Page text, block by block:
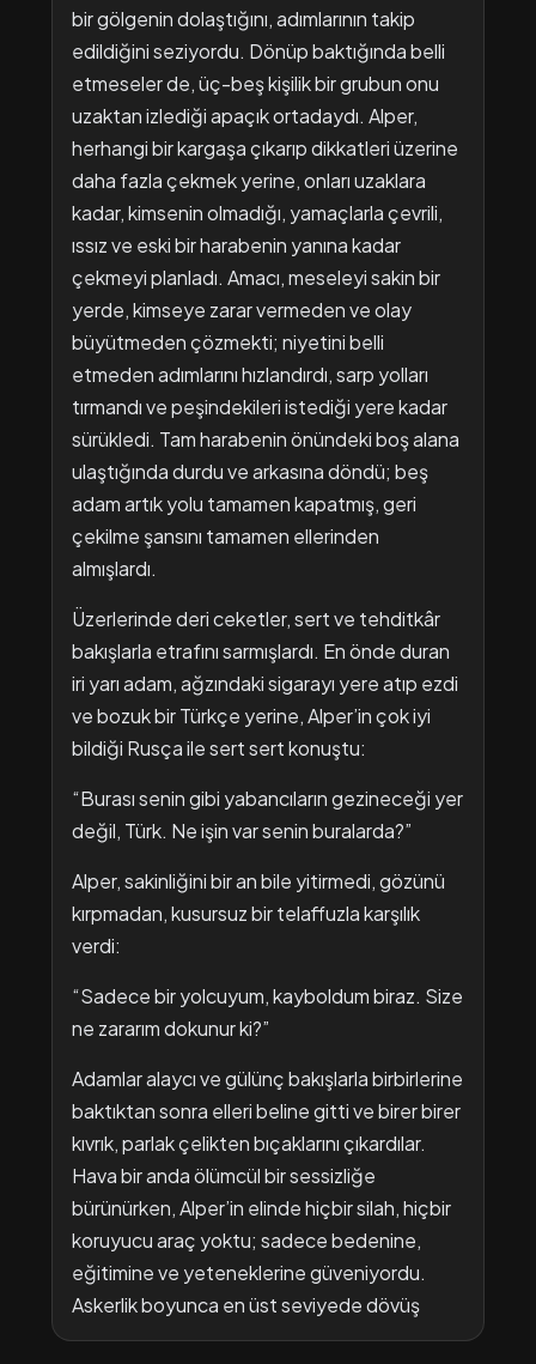
bir gölgenin dolaştığını, adımlarının takip
edildiğini seziyordu. Dönüp baktığında belli
etmeseler de, üç-beş kişilik bir grubun onu
uzaktan izlediği apaçık ortadaydı. Alper,
herhangi bir kargaşa çıkarıp dikkatleri üzerine
daha fazla çekmek yerine, onları uzaklara
kadar, kimsenin olmadığı, yamaçlarla çevrili,
ıssız ve eski bir harabenin yanına kadar
çekmeyi planladı. Amacı, meseleyi sakin bir
yerde, kimseye zarar vermeden ve olay
büyütmeden çözmekti; niyetini belli
etmeden adımlarını hızlandırdı, sarp yolları
tırmandı ve peşindekileri istediği yere kadar
sürükledi. Tam harabenin önündeki boş alana
ulaştığında durdu ve arkasına döndü; beş
adam artık yolu tamamen kapatmış, geri
çekilme şansını tamamen ellerinden
almışlardı.
Üzerlerinde deri ceketler, sert ve tehditkâr
bakışlarla etrafını sarmışlardı. En önde duran
iri yarı adam, ağzındaki sigarayı yere atıp ezdi
ve bozuk bir Türkçe yerine, Alper’in çok iyi
bildiği Rusça ile sert sert konuştu:
“Burası senin gibi yabancıların gezineceği yer
değil, Türk. Ne işin var senin buralarda?”
Alper, sakinliğini bir an bile yitirmedi, gözünü
kırpmadan, kusursuz bir telaffuzla karşılık
verdi:
“Sadece bir yolcuyum, kayboldum biraz. Size
ne zararım dokunur ki?”
Adamlar alaycı ve gülünç bakışlarla birbirlerine
baktıktan sonra elleri beline gitti ve birer birer
kıvrık, parlak çelikten bıçaklarını çıkardılar.
Hava bir anda ölümcül bir sessizliğe
bürünürken, Alper’in elinde hiçbir silah, hiçbir
koruyucu araç yoktu; sadece bedenine,
eğitimine ve yeteneklerine güveniyordu.
Askerlik boyunca en üst seviyede dövüş